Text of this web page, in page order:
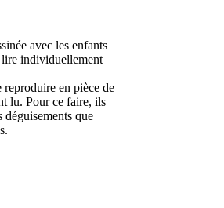
avec les enfants
individuellement
reproduire en pièce de
lu. Pour ce faire, ils
que